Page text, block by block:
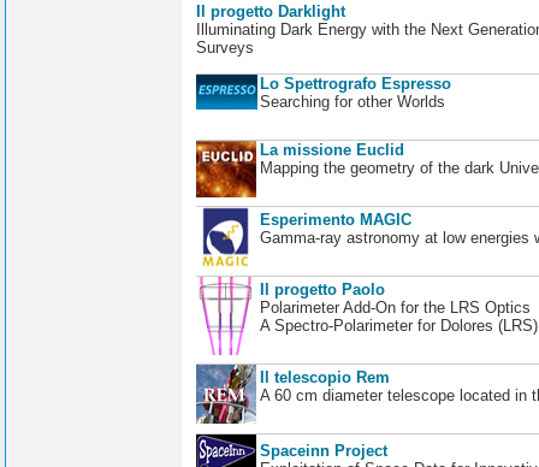
Il progetto Darklight
Illuminating Dark Energy with the Next
Surveys
Lo Spettrografo Espresso
Searching for other Worlds
La missione Euclid
Mapping the geometry of the dark
Esperimento MAGIC
Gamma-ray astronomy at low energies
Il progetto Paolo
Polarimeter Add-On for the LRS Optics
A Spectro-Polarimeter for Dolores
Il telescopio Rem
A 60 cm diameter telescope located in
Spaceinn Project